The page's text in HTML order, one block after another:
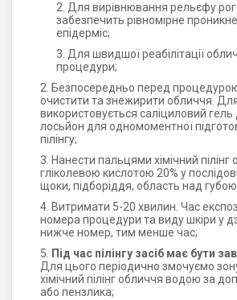
Для вирівнювання рельєфу
забезпечить рівномірне
епідерміс;
Для швидшої реабілітації
процедури;
Безпосередньо перед
очистити та знежирити обличчя.
використовується саліциловий
лосьйон для одномоментної
пілінгу;
Нанести пальцями хімічний пілінг
гліколевою кислотою 20% у
щоки, підборіддя, область над
Витримати 5-20 хвилин. Час
номера процедури та виду шкіри у
нижче номер, тим менше час;
Під час пілінгу засіб має бути
Для цього періодично змочуємо
хімічний пілінг обличчя водою за
або пензлика;